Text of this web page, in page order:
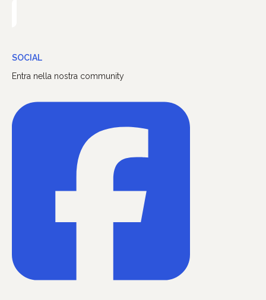
SOCIAL
Entra nella nostra community